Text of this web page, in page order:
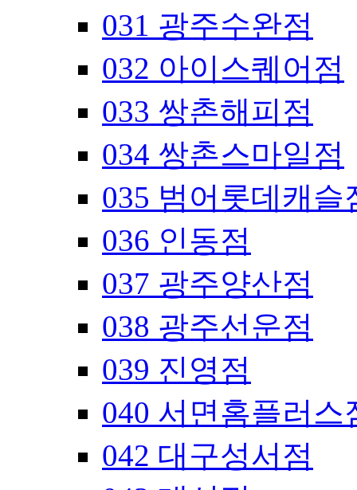
031 광주수완점
032 아이스퀘어점
033 쌍촌해피점
034 쌍촌스마일점
035 범어롯데캐슬
036 인동점
037 광주양산점
038 광주선운점
039 진영점
040 서면홈플러스
042 대구성서점